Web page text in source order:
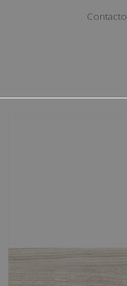
Contacto